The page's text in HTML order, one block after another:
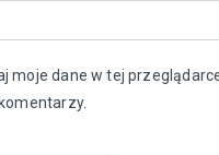
moje dane w tej